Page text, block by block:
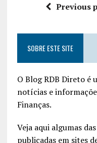
Previous
SOBRE ESTE SITE
O Blog RDB Direto
notícias e
Finanças.
Veja aqui algumas
publicadas em sites